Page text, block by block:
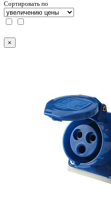
Сортировать по
×